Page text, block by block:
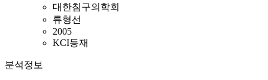
대한침구의학회
류형선
2005
KCI등재
분석정보